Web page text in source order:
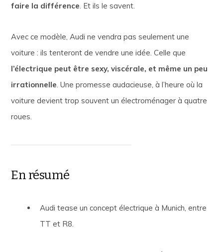
faire la différence. Et ils le savent.
Avec ce modèle, Audi ne vendra pas seulement une
voiture : ils tenteront de vendre une idée. Celle que
l’électrique peut être sexy, viscérale, et même un peu
irrationnelle. Une promesse audacieuse, à l’heure où la
voiture devient trop souvent un électroménager à quatre
roues.
En résumé
Audi tease un concept électrique à Munich, entre
TT et R8.